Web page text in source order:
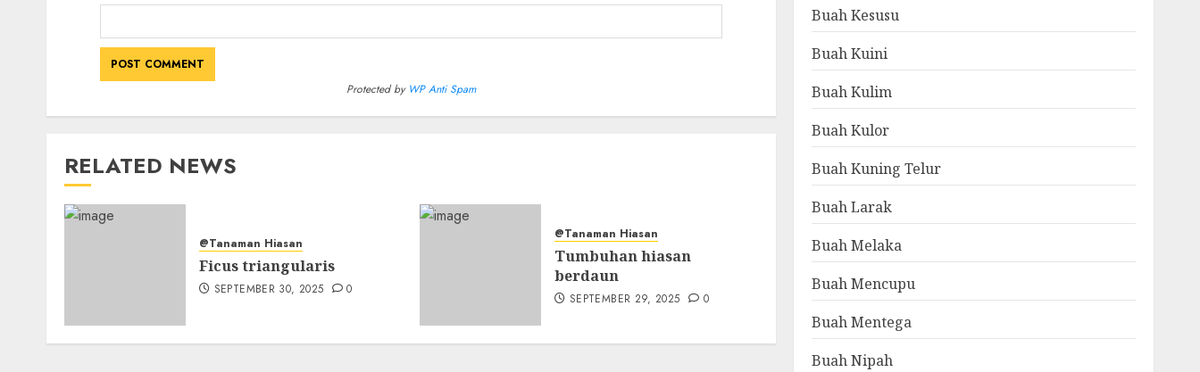
Protected by WP Anti Spam
RELATED NEWS
@Tanaman Hiasan
Ficus triangularis
SEPTEMBER 30, 2025 0
@Tanaman Hiasan
Tumbuhan hiasan
berdaun
SEPTEMBER 29, 2025 0
Buah Kesusu
Buah Kuini
Buah Kulim
Buah Kulor
Buah Kuning Telur
Buah Larak
Buah Melaka
Buah Mencupu
Buah Mentega
Buah Nipah